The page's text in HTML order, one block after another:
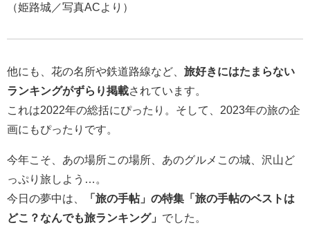
（姫路城／写真ACより）
他にも、花の名所や鉄道路線など、 旅好きにはたまらない
ランキングがずらり掲載されています。
これは2022年の総括にぴったり。そして、2023年の旅の企
画にもぴったりです。
今年こそ、あの場所この場所、あのグルメこの城、沢山ど
っぷり旅しよう…。
今日の夢中は、
「旅の手帖」の特集「旅の手帖のベストは
どこ？なんでも旅ランキング」 でした。